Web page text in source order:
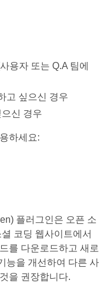
용자 또는 Q.A 팀에
고 싶으신 경우
신 경우
하세요:
플러그인은 오픈 소
코딩 웹사이트에서
를 다운로드하고 새로
능을 개선하여 다른 사
을 권장합니다.